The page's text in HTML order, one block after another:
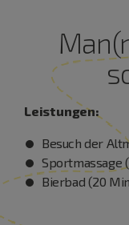
Leistungen:
Besuch der
Sportmassage
Bierbad (20